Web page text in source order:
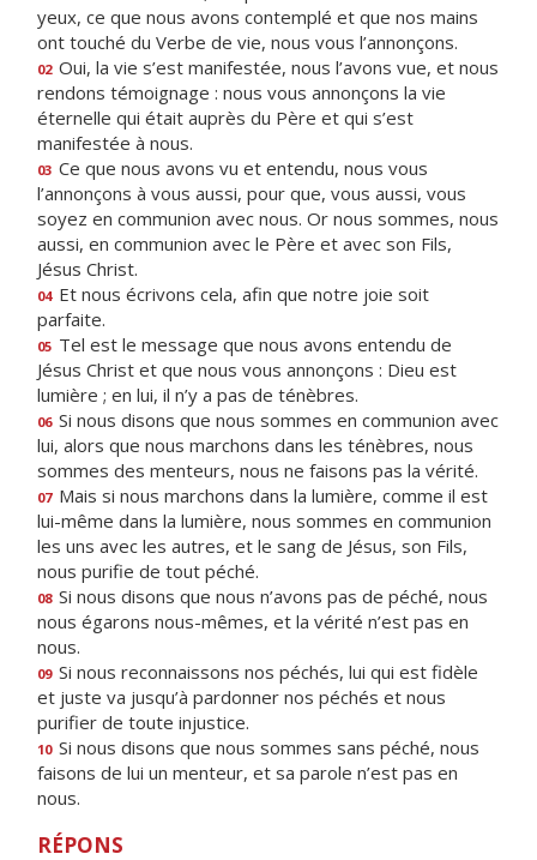
yeux, ce que nous avons contemplé et que nos mains
ont touché du Verbe de vie, nous vous l’annonçons.
02 Oui, la vie s’est manifestée, nous l’avons vue, et nous
rendons témoignage : nous vous annonçons la vie
éternelle qui était auprès du Père et qui s’est
manifestée à nous.
03 Ce que nous avons vu et entendu, nous vous
l’annonçons à vous aussi, pour que, vous aussi, vous
soyez en communion avec nous. Or nous sommes, nous
aussi, en communion avec le Père et avec son Fils,
Jésus Christ.
04 Et nous écrivons cela, afin que notre joie soit
parfaite.
05 Tel est le message que nous avons entendu de
Jésus Christ et que nous vous annonçons : Dieu est
lumière ; en lui, il n’y a pas de ténèbres.
06 Si nous disons que nous sommes en communion avec
lui, alors que nous marchons dans les ténèbres, nous
sommes des menteurs, nous ne faisons pas la vérité.
07 Mais si nous marchons dans la lumière, comme il est
lui-même dans la lumière, nous sommes en communion
les uns avec les autres, et le sang de Jésus, son Fils,
nous purifie de tout péché.
08 Si nous disons que nous n’avons pas de péché, nous
nous égarons nous-mêmes, et la vérité n’est pas en
nous.
09 Si nous reconnaissons nos péchés, lui qui est fidèle
et juste va jusqu’à pardonner nos péchés et nous
purifier de toute injustice.
10 Si nous disons que nous sommes sans péché, nous
faisons de lui un menteur, et sa parole n’est pas en
nous.
RÉPONS